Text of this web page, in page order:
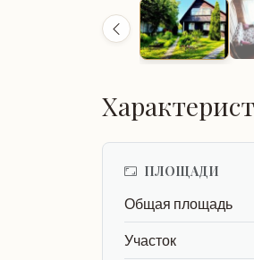
ПЛОЩАДИ
Общая площадь
Участок